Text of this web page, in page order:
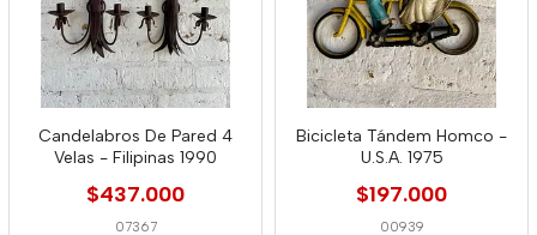
Candelabros De Pared 4
Velas - Filipinas 1990
$437.000
07367
Bicicleta Tándem Homco -
U.S.A. 1975
$197.000
00939